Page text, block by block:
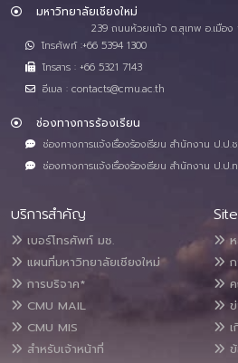
มหาวิทยาลัยเชียงใหม่
239 ถนนห้วยแก้ว ต.สุเทพ อ.เมือง
โทรศัพท์ :+66 5394 1300
โทรสาร : +66 5321 7143
อีเมล : contacts@cmu.ac.th
ช่องทางการร้องเรียน
ช่องทางการแจ้งเรื่องร้องเรียน สำนักงาน ป.ป.
ช่องทางการแจ้งเรื่องร้องเรียน สำนักงาน ป.ป.
บริการสำคัญ
เบอร์โทรศัพท์ มช.
แผนที่มหาวิทยาลัยเชียงใหม่
การบริจาค*
CMU MAIL
CMU MIS
สำหรับเจ้าหน้าที่
ห